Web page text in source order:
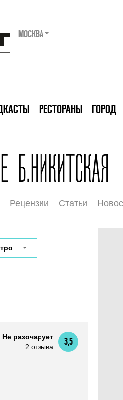
МОСКВА
РЕСТОРАНЫ ГОРОД
Б.НИКИТСКАЯ
Рецензии Статьи
Не разочарует
2 отзыва
3,5